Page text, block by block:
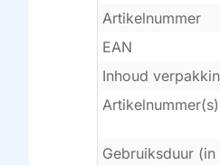
Artikelnummer
EAN
Inhoud
Gebruiksduur (in